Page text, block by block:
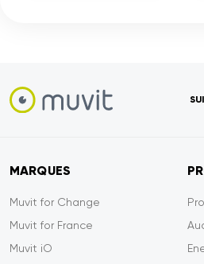
MARQUES
Muvit for Change
Muvit for France
Muvit iO